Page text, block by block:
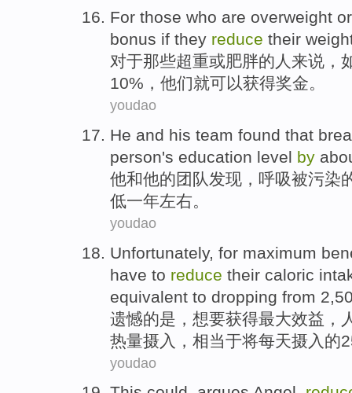
For those who are overweight or
bonus if they reduce their
对于那些超重或肥胖的人来说，
10%，他们就可以获得奖金。
youdao
He and his team found that
person's education level by
他和他的团队发现 ， 呼吸被污染
低一年左右。
youdao
Unfortunately, for maximum
have to reduce their caloric
equivalent to dropping from
遗憾的是， 想要获得最大效益 ，
热量摄入 ， 相当于将每天摄入的
youdao